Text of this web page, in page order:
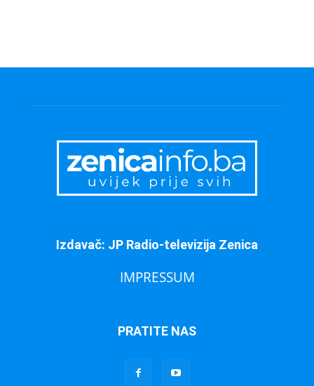
Izdavač: JP Radio-televizija Zenica
IMPRESSUM
PRATITE NAS